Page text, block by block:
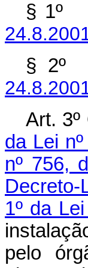
§ 1º
§ 2º
Art.
da Lei
nº 756,
Decreto-
1º da
pelo